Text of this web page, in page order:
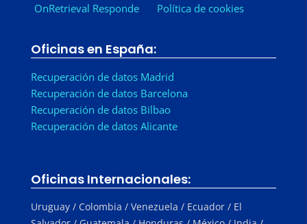
OnRetrieval Responde
Política de cookies
Oficinas en España:
Recuperación de datos Madrid
Recuperación de datos Barcelona
Recuperación de datos Bilbao
Recuperación de datos Alicante
Oficinas Internacionales:
Uruguay / Colombia / Venezuela / Ecuador / El